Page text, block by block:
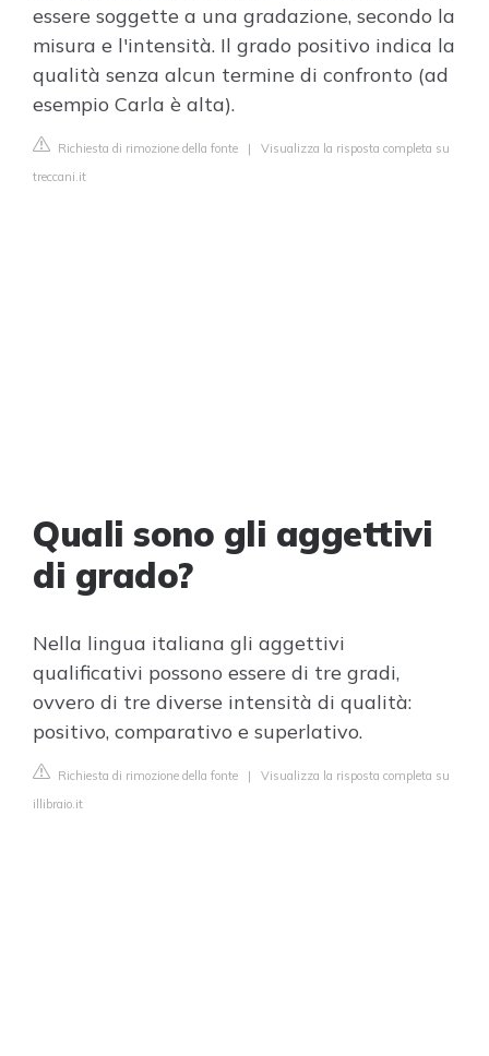
essere soggette a una gradazione, secondo la
misura e l'intensità. Il grado positivo indica la
qualità senza alcun termine di confronto (ad
esempio Carla è alta).
Richiesta di rimozione della fonte | Visualizza la risposta completa su
treccani.it
Quali sono gli aggettivi
di grado?
Nella lingua italiana gli aggettivi
qualificativi possono essere di tre gradi,
ovvero di tre diverse intensità di qualità:
positivo, comparativo e superlativo.
Richiesta di rimozione della fonte | Visualizza la risposta completa su
illibraio.it